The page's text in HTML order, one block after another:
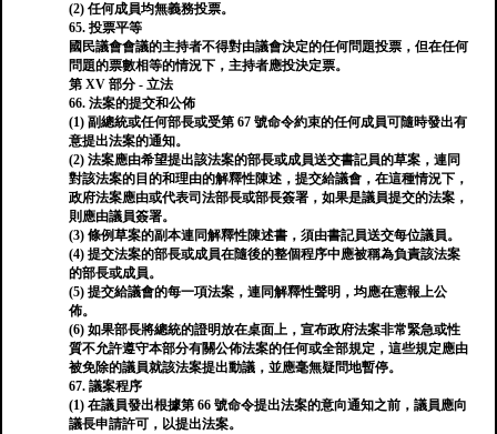
(2) 任何成員均無義務投票。
65. 投票平等
國民議會會議的主持者不得對由議會決定的任何問題投票，但在任何
問題的票數相等的情況下，主持者應投決定票。
第 XV 部分 - 立法
66. 法案的提交和公佈
(1) 副總統或任何部長或受第 67 號命令約束的任何成員可隨時發出有
意提出法案的通知。
(2) 法案應由希望提出該法案的部長或成員送交書記員的草案，連同
對該法案的目的和理由的解釋性陳述，提交給議會，在這種情況下，
政府法案應由或代表司法部長或部長簽署，如果是議員提交的法案，
則應由議員簽署。
(3) 條例草案的副本連同解釋性陳述書，須由書記員送交每位議員。
(4) 提交法案的部長或成員在隨後的整個程序中應被稱為負責該法案
的部長或成員。
(5) 提交給議會的每一項法案，連同解釋性聲明，均應在憲報上公
佈。
(6) 如果部長將總統的證明放在桌面上，宣布政府法案非常緊急或性
質不允許遵守本部分有關公佈法案的任何或全部規定，這些規定應由
被免除的議員就該法案提出動議，並應毫無疑問地暫停。
67. 議案程序
(1) 在議員發出根據第 66 號命令提出法案的意向通知之前，議員應向
議長申請許可，以提出法案。